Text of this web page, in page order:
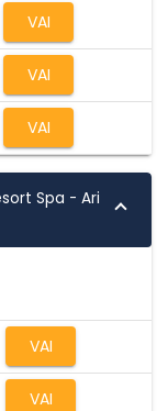
VAI
VAI
VAI
Spa - Ari
VAI
VAI